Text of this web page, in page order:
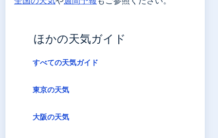
ほかの天気ガイド
すべての天気ガイド
東京の天気
大阪の天気